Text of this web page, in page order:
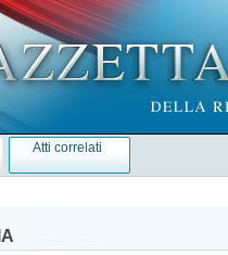
Atti correlati